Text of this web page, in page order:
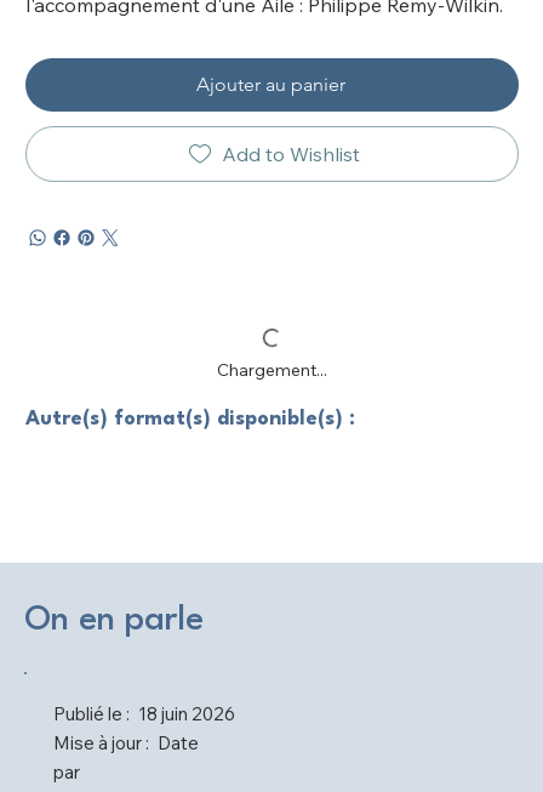
Autre(s) format(s) disponible(s) :
Ajouter au panier
Add to Wishlist
Chargement...
On en parle
Publié le : 18 juin 2026
Mise à jour : Date
par